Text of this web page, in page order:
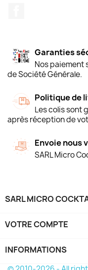
Garanties
Nos paiement
de Société Générale.
Politique de
Les colis sont
après réception de
Envoie nous
SARL Micro
SARL MICRO
VOTRE COMPTE
INFORMATIONS